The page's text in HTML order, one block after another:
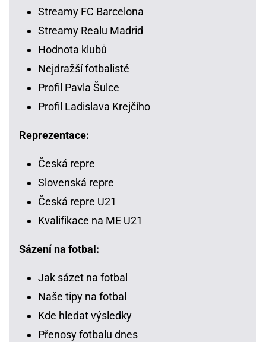
Streamy FC Barcelona
Streamy Realu Madrid
Hodnota klubů
Nejdražší fotbalisté
Profil Pavla Šulce
Profil Ladislava Krejčího
Reprezentace:
Česká repre
Slovenská repre
Česká repre U21
Kvalifikace na ME U21
Sázení na fotbal:
Jak sázet na fotbal
Naše tipy na fotbal
Kde hledat výsledky
Přenosy fotbalu dnes